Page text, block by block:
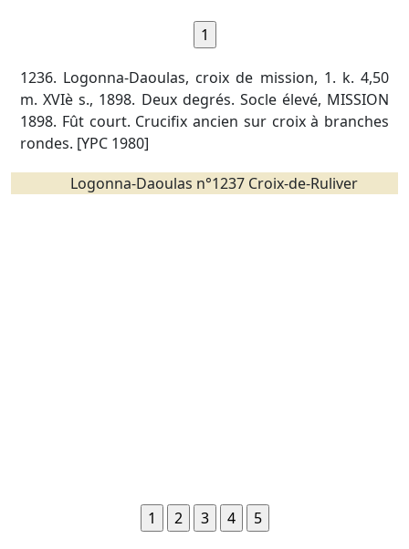
1236. Logonna-Daoulas, croix de mission, 1. k. 4,50
m. XVIè s., 1898. Deux degrés. Socle élevé, MISSION
1898. Fût court. Crucifix ancien sur croix à branches
rondes. [YPC 1980]
Logonna-Daoulas n°1237 Croix-de-Ruliver